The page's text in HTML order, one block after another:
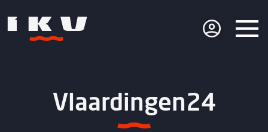
Vlaardingen24